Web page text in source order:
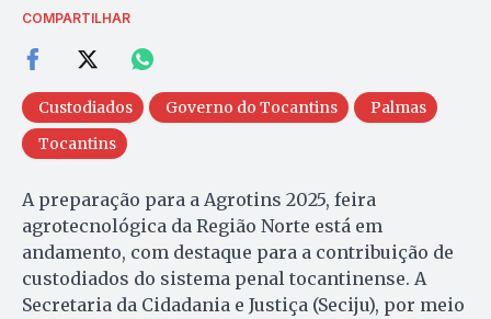
COMPARTILHAR
Custodiados Governo do Tocantins
Palmas
Tocantins
A preparação para a Agrotins 2025, feira
agrotecnológica da Região Norte está em
andamento, com destaque para a contribuição de
custodiados do sistema penal tocantinense. A
Secretaria da Cidadania e Justiça (Seciju), por meio